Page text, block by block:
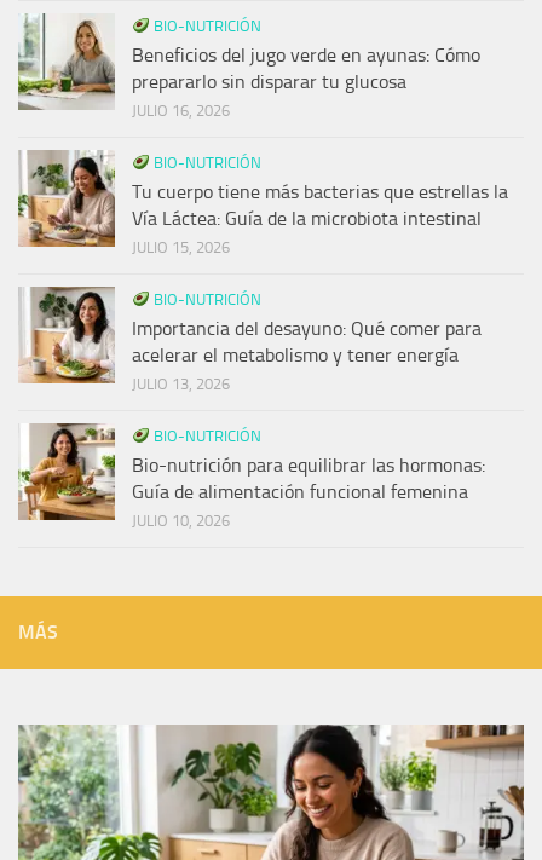
BIO-NUTRICIÓN
Beneficios del jugo verde en ayunas: Cómo
prepararlo sin disparar tu glucosa
JULIO 16, 2026
BIO-NUTRICIÓN
Tu cuerpo tiene más bacterias que estrellas la
Vía Láctea: Guía de la microbiota intestinal
JULIO 15, 2026
BIO-NUTRICIÓN
Importancia del desayuno: Qué comer para
acelerar el metabolismo y tener energía
JULIO 13, 2026
BIO-NUTRICIÓN
Bio-nutrición para equilibrar las hormonas:
Guía de alimentación funcional femenina
JULIO 10, 2026
MÁS